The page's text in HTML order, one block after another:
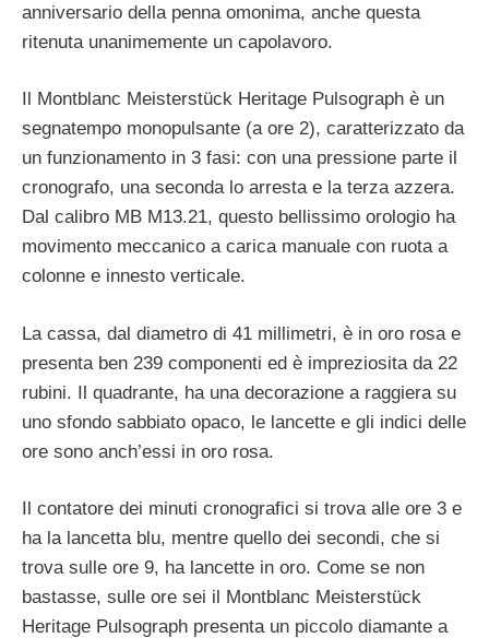
anniversario della penna omonima, anche questa
ritenuta unanimemente un capolavoro.
Il Montblanc Meisterstück Heritage Pulsograph è un
segnatempo monopulsante (a ore 2), caratterizzato da
un funzionamento in 3 fasi: con una pressione parte il
cronografo, una seconda lo arresta e la terza azzera.
Dal calibro MB M13.21, questo bellissimo orologio ha
movimento meccanico a carica manuale con ruota a
colonne e innesto verticale.
La cassa, dal diametro di 41 millimetri, è in oro rosa e
presenta ben 239 componenti ed è impreziosita da 22
rubini. Il quadrante, ha una decorazione a raggiera su
uno sfondo sabbiato opaco, le lancette e gli indici delle
ore sono anch’essi in oro rosa.
Il contatore dei minuti cronografici si trova alle ore 3 e
ha la lancetta blu, mentre quello dei secondi, che si
trova sulle ore 9, ha lancette in oro. Come se non
bastasse, sulle ore sei il Montblanc Meisterstück
Heritage Pulsograph presenta un piccolo diamante a